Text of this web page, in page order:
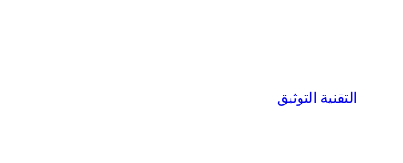
التقنية التوثيق